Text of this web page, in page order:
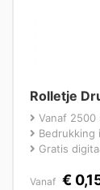
Rolletje
Vanaf 2500
Bedrukking
Gratis
Vanaf €